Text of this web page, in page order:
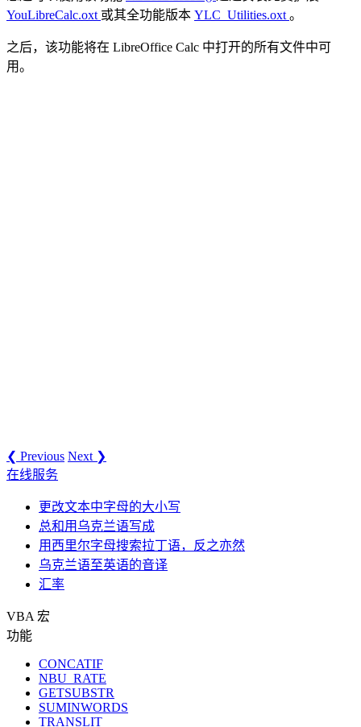
YouLibreCalc.oxt 或其全功能版本 YLC_Utilities.oxt 。
之后，该功能将在 LibreOffice Calc 中打开的所有文件中可
用。
❮ Previous Next ❯
在线服务
更改文本中字母的大小写
总和用乌克兰语写成
用西里尔字母搜索拉丁语，反之亦然
乌克兰语至英语的音译
汇率
VBA 宏
功能
CONCATIF
NBU_RATE
GETSUBSTR
SUMINWORDS
TRANSLIT